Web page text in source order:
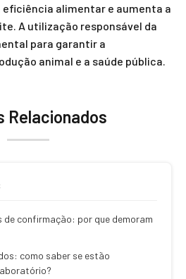
eficiência alimentar e aumenta a
A utilização responsável da
para garantir a
animal e a saúde pública.
Relacionados
de confirmação: por que demoram
como saber se estão